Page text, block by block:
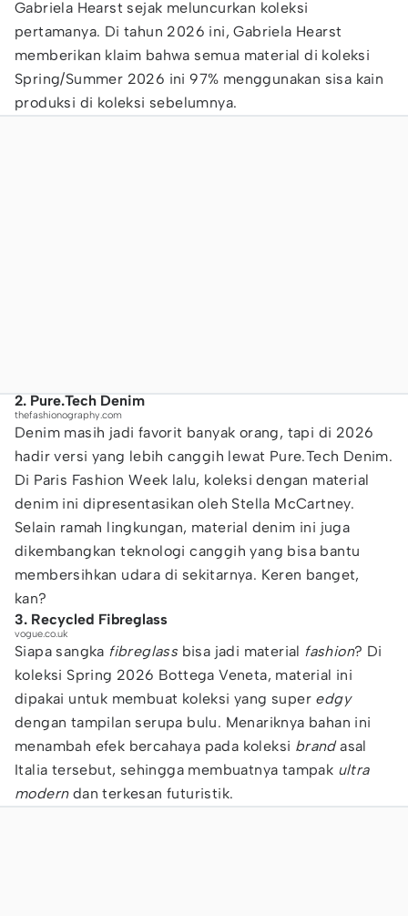
Gabriela Hearst sejak meluncurkan koleksi
pertamanya. Di tahun 2026 ini, Gabriela Hearst
memberikan klaim bahwa semua material di koleksi
Spring/Summer 2026 ini 97% menggunakan sisa kain
produksi di koleksi sebelumnya.
2. Pure.Tech Denim
thefashionography.com
Denim masih jadi favorit banyak orang, tapi di 2026
hadir versi yang lebih canggih lewat Pure.Tech Denim.
Di Paris Fashion Week lalu, koleksi dengan material
denim ini dipresentasikan oleh Stella McCartney.
Selain ramah lingkungan, material denim ini juga
dikembangkan teknologi canggih yang bisa bantu
membersihkan udara di sekitarnya. Keren banget,
kan?
3. Recycled Fibreglass
vogue.co.uk
Siapa sangka fibreglassbisa jadi material fashion? Di
koleksi Spring 2026 Bottega Veneta, material ini
dipakai untuk membuat koleksi yang super edgy
dengan tampilan serupa bulu. Menariknya bahan ini
menambah efek bercahaya pada koleksi brandasal
Italia tersebut, sehingga membuatnya tampak ultra
modern dan terkesan futuristik.